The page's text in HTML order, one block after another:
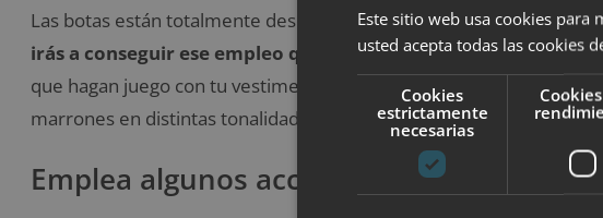
Las botas están totalmente descartadas de las vestimentas para
irás a conseguir ese empleo que tanto anhelas, no a realizar
que hagan juego con tu vestimenta. Estos no tienen que ser
marrones en distintas tonalidades que pueden combinar bastante
Emplea algunos accesorios sin exagerar
Este sitio web usa cookies
usted acepta todas las cookies
Cookies
estrictamente
necesarias